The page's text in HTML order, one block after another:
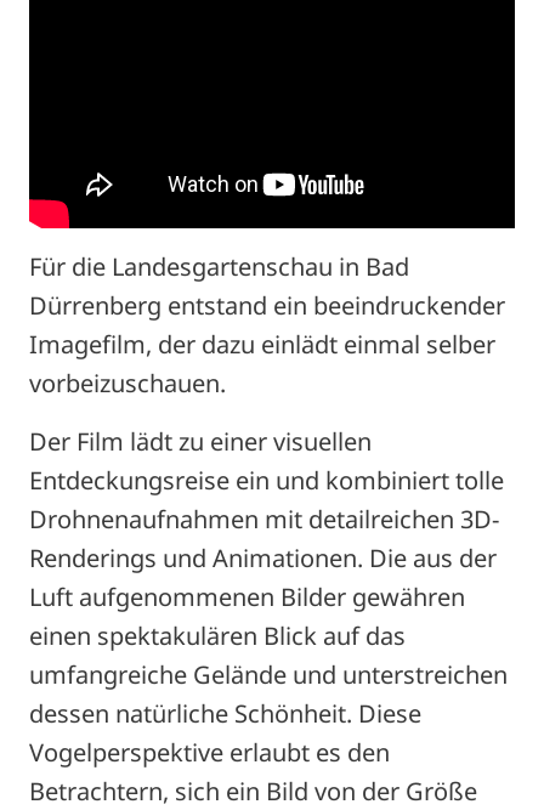
Für die Landesgartenschau in Bad
Dürrenberg entstand ein beeindruckender
Imagefilm, der dazu einlädt einmal selber
vorbeizuschauen.
Der Film lädt zu einer visuellen
Entdeckungsreise ein und kombiniert tolle
Drohnenaufnahmen mit detailreichen 3D-
Renderings und Animationen. Die aus der
Luft aufgenommenen Bilder gewähren
einen spektakulären Blick auf das
umfangreiche Gelände und unterstreichen
dessen natürliche Schönheit. Diese
Vogelperspektive erlaubt es den
Betrachtern, sich ein Bild von der Größe